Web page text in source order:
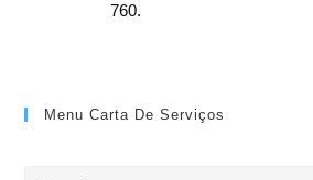
760.
Menu Carta De Serviços